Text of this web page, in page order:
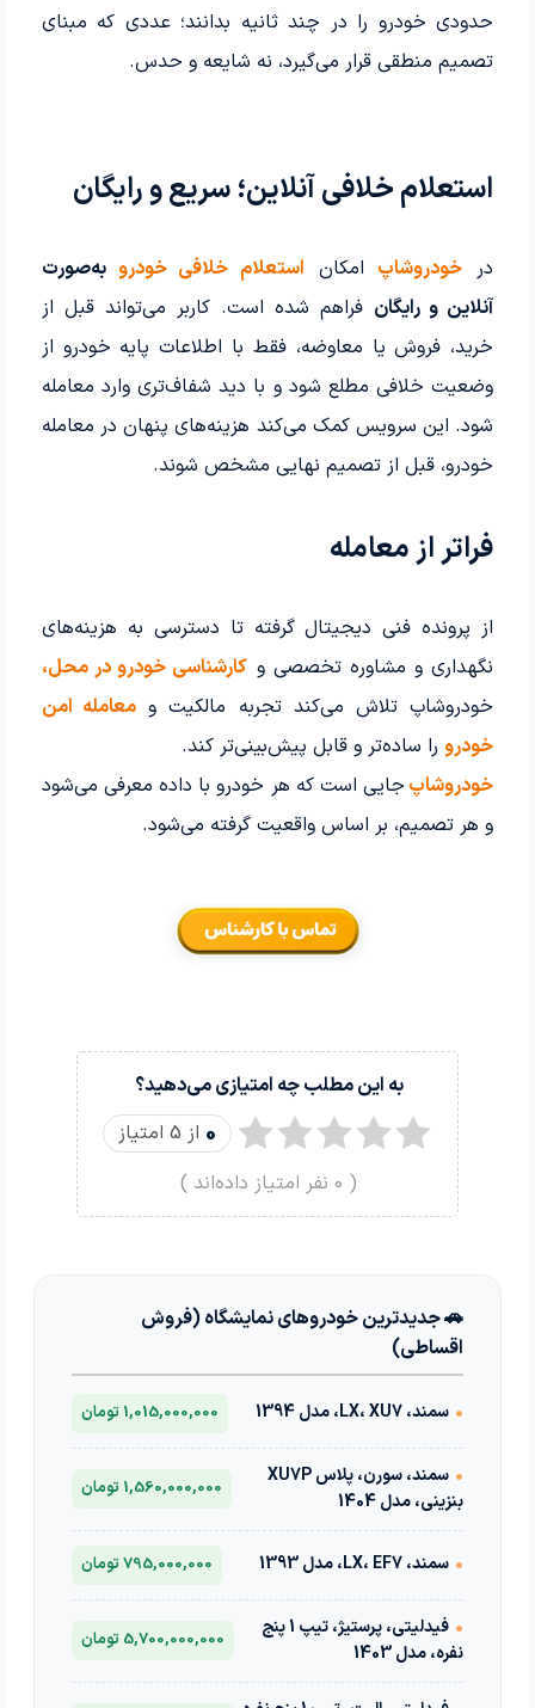
حدودی خودرو را در چند ثانیه بدانند؛ عددی که مبنای
تصمیم منطقی قرار می‌گیرد، نه شایعه و حدس.
استعلام خلافی آنلاین؛ سریع و رایگان
در خودروشاپ امکان استعلام خلافی خودروبه‌صورت
آنلاین و رایگان فراهم شده است. کاربر می‌تواند قبل از
خرید، فروش یا معاوضه، فقط با اطلاعات پایه خودرو از
وضعیت خلافی مطلع شود و با دید شفاف‌تری وارد معامله
شود. این سرویس کمک می‌کند هزینه‌های پنهان در معامله
خودرو، قبل از تصمیم نهایی مشخص شوند.
فراتر از معامله
از پرونده فنی دیجیتال گرفته تا دسترسی به هزینه‌های
نگهداری و مشاوره تخصصی و کارشناسی خودرو در محل،
خودروشاپ تلاش می‌کند تجربه مالکیت و معامله امن
خودرو را ساده‌تر و قابل پیش‌بینی‌تر کند.
خودروشاپ جایی است که هر خودرو با داده معرفی می‌شود
و هر تصمیم، بر اساس واقعیت گرفته می‌شود.
به این مطلب چه امتیازی می‌دهید؟
0 از 5 امتیاز
(
0 نفر امتیاز داده‌اند )
🚗 جدیدترین خودروهای نمایشگاه (فروش
اقساطی)
• سمند، LX، XU7، مدل 1394 1,015,000,000 تومان
•
سمند، سورن، پلاس XU7P
بنزینی، مدل 1404
1,560,000,000 تومان
• سمند، LX، EF7، مدل 1393 795,000,000 تومان
•
فیدلیتی، پرستیژ، تیپ 1 پنج
نفره، مدل 1403
5,700,000,000 تومان